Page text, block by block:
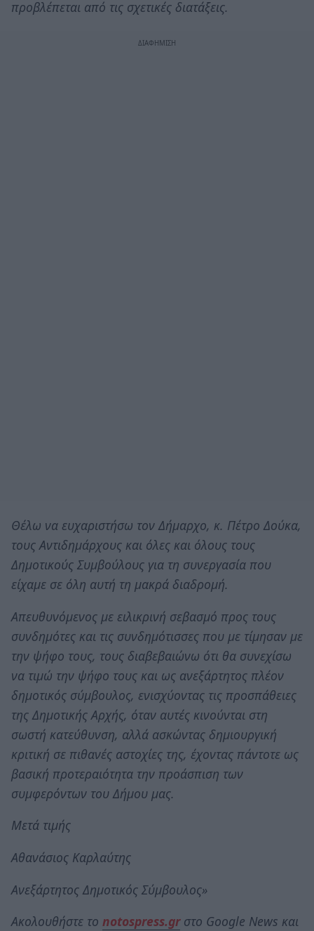
προβλέπεται από τις σχετικές διατάξεις.
Θέλω να ευχαριστήσω τον Δήμαρχο, κ. Πέτρο Δούκα,
τους Αντιδημάρχους και όλες και όλους τους
Δημοτικούς Συμβούλους για τη συνεργασία που
είχαμε σε όλη αυτή τη μακρά διαδρομή.
Απευθυνόμενος με ειλικρινή σεβασμό προς τους
συνδημότες και τις συνδημότισσες που με τίμησαν με
την ψήφο τους, τους διαβεβαιώνω ότι θα συνεχίσω
να τιμώ την ψήφο τους και ως ανεξάρτητος πλέον
δημοτικός σύμβουλος, ενισχύοντας τις προσπάθειες
της Δημοτικής Αρχής, όταν αυτές κινούνται στη
σωστή κατεύθυνση, αλλά ασκώντας δημιουργική
κριτική σε πιθανές αστοχίες της, έχοντας πάντοτε ως
βασική προτεραιότητα την προάσπιση των
συμφερόντων του Δήμου μας.
Μετά τιμής
Αθανάσιος Καρλαύτης
Ανεξάρτητος Δημοτικός Σύμβουλος»
Ακολουθήστε το notospress.grστο Google News και